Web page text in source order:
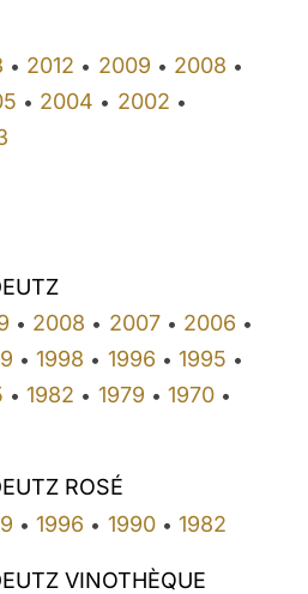
• 2012 • 2009 • 2008 •
• 2004 • 2002 •
• 2008 • 2007• 2006 •
• 1998 • 1996 • 1995 •
• 1982 • 1979 • 1970 •
ROSÉ
• 1996 • 1990• 1982
VINOTHÈQUE